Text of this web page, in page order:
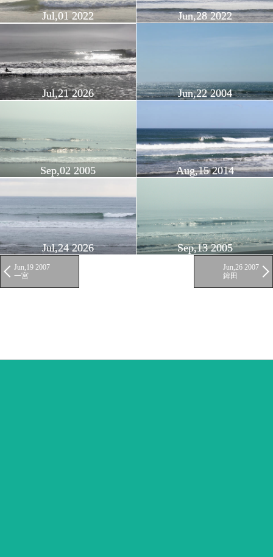
Jul,01 2022 Jun,28 2022
Jul,21 2026 Jun,22 2004
Sep,02 2005 Aug,15 2014
Jul,24 2026 Sep,13 2005
Jun,19 2007
一宮
Jun,26 2007
鉾田